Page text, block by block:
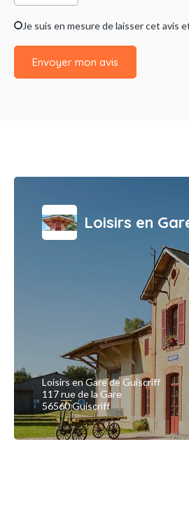
Je suis en mesure de laisser cet
Envoyer mon avis
Loisirs en
Loisirs en Gare de Guiscriff
117 rue de la Gare
56560 Guiscriff